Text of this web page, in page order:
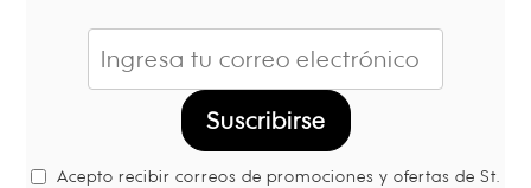
Suscribirse
Acepto recibir correos de promociones y ofertas de St.